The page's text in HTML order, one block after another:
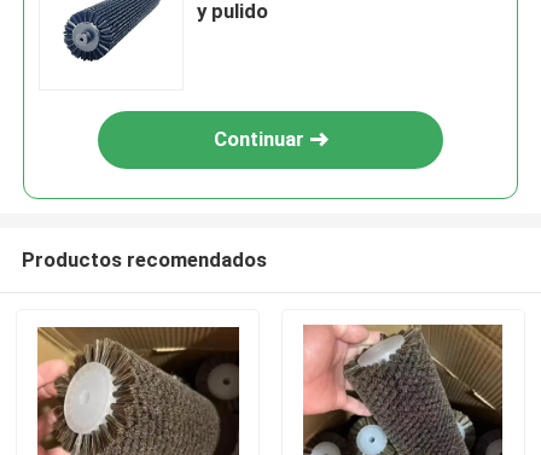
y pulido
Continuar
Productos recomendados